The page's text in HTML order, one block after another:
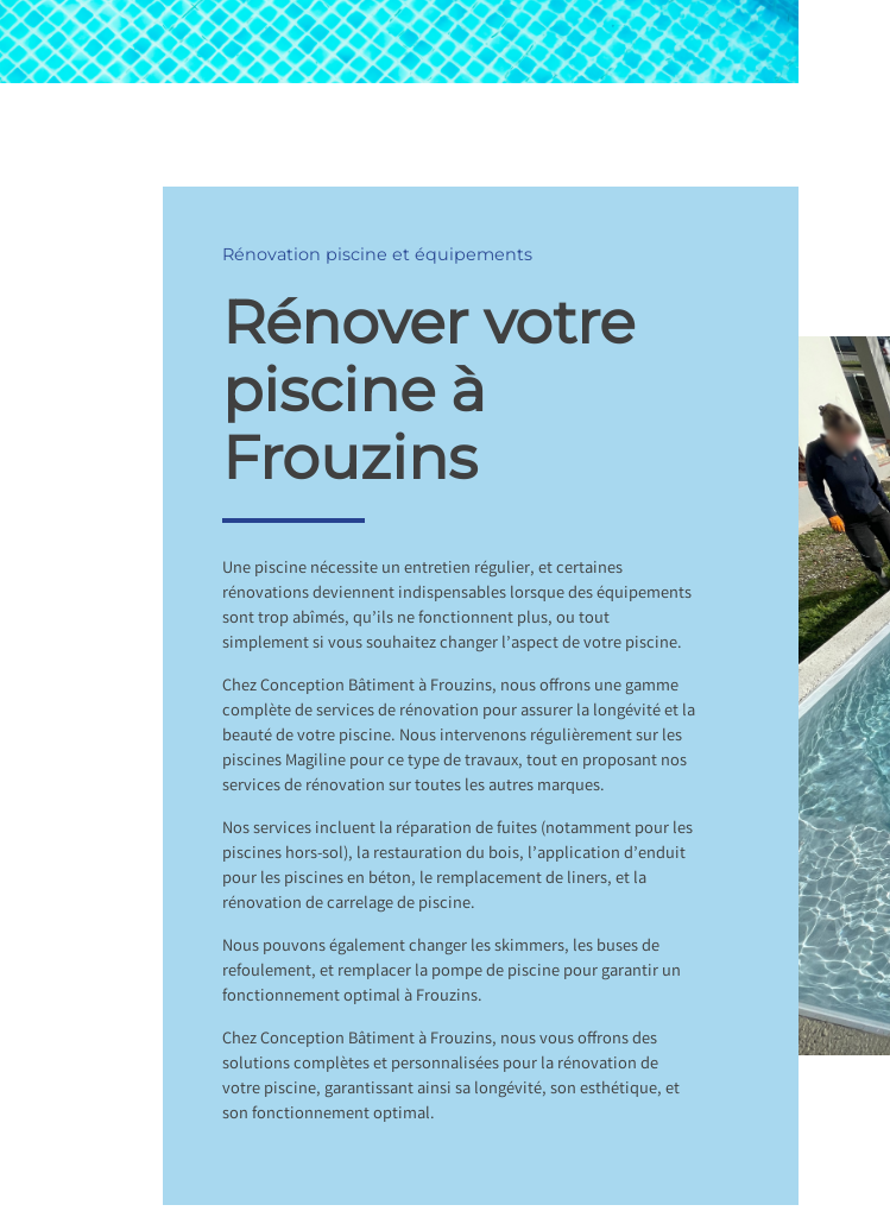
Rénovation piscine et équipements
Rénover votre
piscine à
Frouzins
Une piscine nécessite un entretien régulier, et certaines
rénovations deviennent indispensables lorsque des équipements
sont trop abîmés, qu’ils ne fonctionnent plus, ou tout
simplement si vous souhaitez changer l’aspect de votre piscine.
Chez Conception Bâtiment à Frouzins, nous offrons une gamme
complète de services de rénovation pour assurer la longévité et la
beauté de votre piscine. Nous intervenons régulièrement sur les
piscines Magiline pour ce type de travaux, tout en proposant nos
services de rénovation sur toutes les autres marques.
Nos services incluent la réparation de fuites (notamment pour les
piscines hors-sol), la restauration du bois, l’application d’enduit
pour les piscines en béton, le remplacement de liners, et la
rénovation de carrelage de piscine.
Nous pouvons également changer les skimmers, les buses de
refoulement, et remplacer la pompe de piscine pour garantir un
fonctionnement optimal à Frouzins.
Chez Conception Bâtiment à Frouzins, nous vous offrons des
solutions complètes et personnalisées pour la rénovation de
votre piscine, garantissant ainsi sa longévité, son esthétique, et
son fonctionnement optimal.